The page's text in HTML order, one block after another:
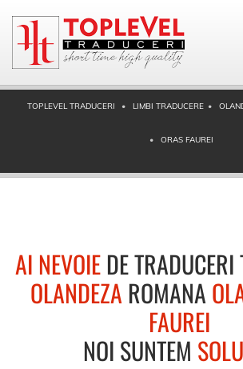
TOPLEVEL TRADUCERI LIMBI TRADUCERE
ORAS FAUREI
AI NEVOIEDE TRADUCERI
OLANDEZA ROMANA
FAUREI
NOI SUNTEM